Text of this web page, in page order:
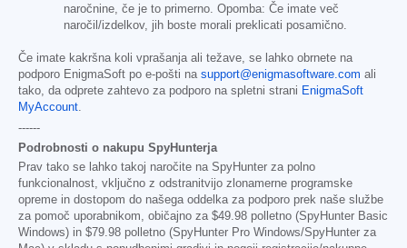
naročnine, če je to primerno. Opomba: Če imate več
naročil/izdelkov, jih boste morali preklicati posamično.
Če imate kakršna koli vprašanja ali težave, se lahko obrnete na
podporo EnigmaSoft po e-pošti na support@enigmasoftware.com ali
tako, da odprete zahtevo za podporo na spletni strani EnigmaSoft
MyAccount.
------
Podrobnosti o nakupu SpyHunterja
Prav tako se lahko takoj naročite na SpyHunter za polno
funkcionalnost, vključno z odstranitvijo zlonamerne programske
opreme in dostopom do našega oddelka za podporo prek naše službe
za pomoč uporabnikom, običajno za $49.98 polletno (SpyHunter Basic
Windows) in $79.98 polletno (SpyHunter Pro Windows/SpyHunter za